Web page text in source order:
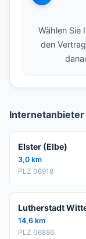
Wählen Sie
den
Elster (Elbe)
3,0 km
PLZ 06918
Lutherstadt
14,6 km
PLZ 06886